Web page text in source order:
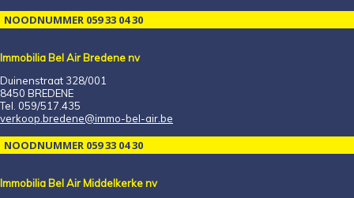
NOODNUMMER 059 33 04 30
Immobilia Bel Air Bredene nv
Duinenstraat 328/001
8450 BREDENE
Tel. 059/517.435
verkoop.bredene@immo-bel-air.be
NOODNUMMER 059 33 04 30
Immobilia Bel Air Middelkerke nv